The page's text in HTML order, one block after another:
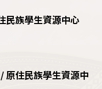
民族學生資源中心
/ 原住民族學生資源中